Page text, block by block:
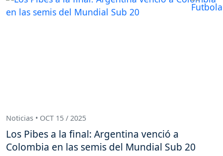
Noticias • OCT 15 / 2025
Los Pibes a la final: Argentina venció a
Colombia en las semis del Mundial Sub 20